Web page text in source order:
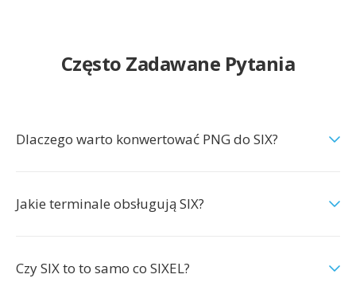
Często Zadawane Pytania
Dlaczego warto konwertować PNG do SIX?
Jakie terminale obsługują SIX?
Czy SIX to to samo co SIXEL?